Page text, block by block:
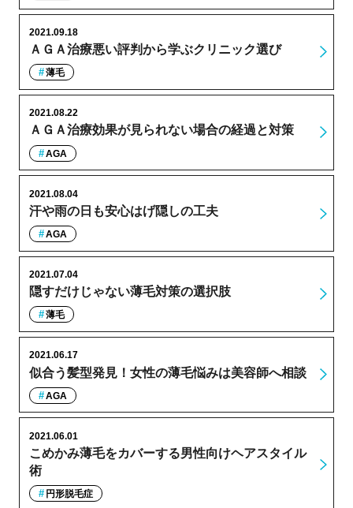
ＡＧＡ治療悪い評判から学ぶクリニック選び
2021.09.18
薄毛
ＡＧＡ治療効果が見られない場合の経過と対策
2021.08.22
AGA
汗や雨の日も安心はげ隠しの工夫
2021.08.04
AGA
隠すだけじゃない薄毛対策の選択肢
2021.07.04
薄毛
似合う髪型発見！女性の薄毛悩みは美容師へ相談
2021.06.17
AGA
こめかみ薄毛をカバーする男性向けヘアスタイル
術
2021.06.01
円形脱毛症